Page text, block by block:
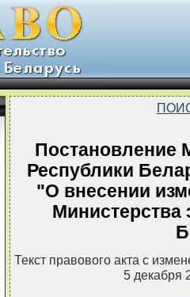
Постановление
Республики
"О внесении
Министерства
Текст правового акта с
5 декабря